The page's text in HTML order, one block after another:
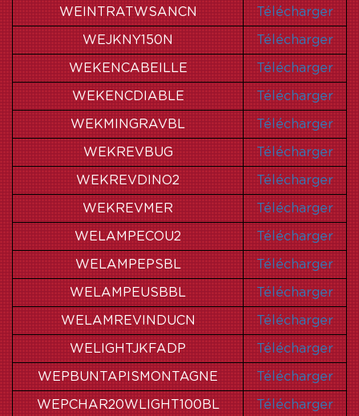
WEINTRATWSANCN Télécharger
WEJKNY150N Télécharger
WEKENCABEILLE Télécharger
WEKENCDIABLE Télécharger
WEKMINGRAVBL Télécharger
WEKREVBUG Télécharger
WEKREVDINO2 Télécharger
WEKREVMER Télécharger
WELAMPECOU2 Télécharger
WELAMPEPSBL Télécharger
WELAMPEUSBBL Télécharger
WELAMREVINDUCN Télécharger
WELIGHTJKFADP Télécharger
WEPBUNTAPISMONTAGNE Télécharger
WEPCHAR20WLIGHT100BL Télécharger